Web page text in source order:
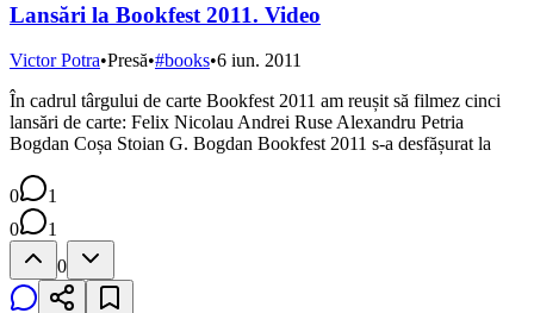
Lansări la Bookfest 2011. Video
Victor Potra•Presă•#books•6 iun. 2011
În cadrul târgului de carte Bookfest 2011 am reușit să filmez cinci
lansări de carte: Felix Nicolau Andrei Ruse Alexandru Petria
Bogdan Coșa Stoian G. Bogdan Bookfest 2011 s-a desfășurat la
0
1
0
1
0